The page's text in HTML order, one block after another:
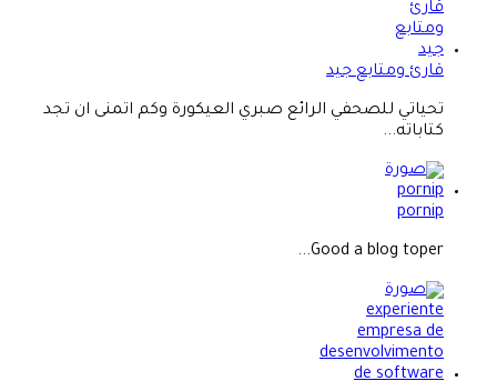
قارئ ومتابع جيد
تحياتي للصحفي الرائع صبري العيكورة وكم اتمنى ان تجد
كتاباته...
pornip
Good a blog toper...